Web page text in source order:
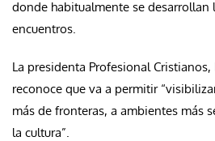
donde habitualmente se desarrollan
encuentros.
La presidenta Profesional Cristianos,
reconoce que va a permitir
más de fronteras, a ambientes más
la cultura”.